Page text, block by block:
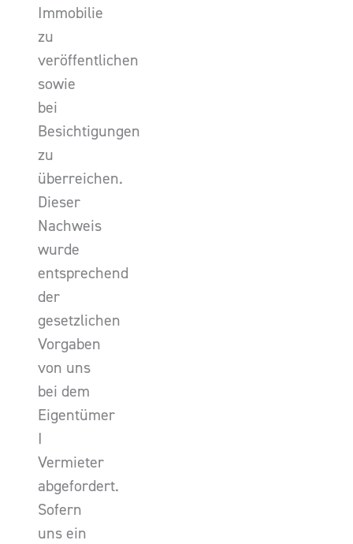
Immobilie
zu
veröffentlichen
sowie
bei
Besichtigungen
zu
überreichen.
Dieser
Nachweis
wurde
entsprechend
der
gesetzlichen
Vorgaben
von uns
bei dem
Eigentümer
I
Vermieter
abgefordert.
Sofern
uns ein